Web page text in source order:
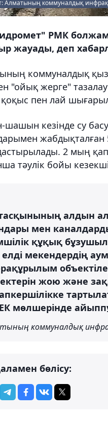
Алматының коммуналдық
РМК
жауады, деп
коммуналдық
"ойық жерге"
пен лай
шашын кезінде су
жабдықталған
2 мың қап
тәулік бойы
алдын
мен
құқық
мекендердің
жою және
мөлшерінде
коммуналдық
бөлісу: